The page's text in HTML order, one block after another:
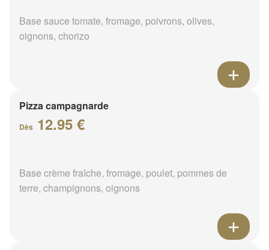
Base sauce tomate, fromage, poivrons, olives,
oignons, chorizo
Pizza campagnarde
Dès 12.95 €
Base crème fraîche, fromage, poulet, pommes de
terre, champignons, oignons